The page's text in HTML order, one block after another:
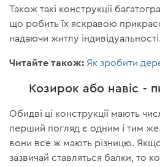
Також такі конструкції
що робить їх яскравою
надаючи житлу індивідуальності.
Читайте також: Як зробити
Козирок або навіс -
Обидві ці конструкції мають
перший погляд є одним і тим
вони все ж мають різницю.
зазвичай ставляться балки, то